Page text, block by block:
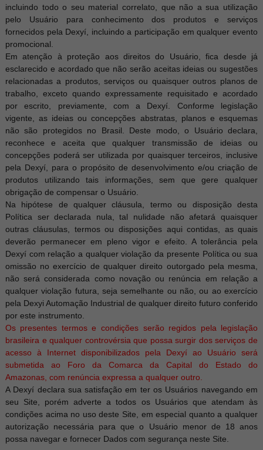
incluindo todo o seu material correlato, que não a sua utilização
pelo Usuário para conhecimento dos produtos e serviços
fornecidos pela Dexyí, incluindo a participação em qualquer evento
promocional.
Em atenção à proteção aos direitos do Usuário, fica desde j
esclarecido e acordado que não serão aceitas ideias ou sugestões
relacionadas a produtos, serviços ou quaisquer outros planos de
trabalho, exceto quando expressamente requisitado e acordado
por escrito, previamente, com a Dexyí. Conforme legislação
vigente, as ideias ou concepções abstratas, planos e esquemas
não são protegidos no Brasil. Deste modo, o Usuário declara,
reconhece e aceita que qualquer transmissão de ideias ou
concepções poderá ser utilizada por quaisquer terceiros, inclusive
pela Dexyí, para o propósito de desenvolvimento e/ou criação de
produtos utilizando tais informações, sem que gere qualquer
obrigação de compensar o Usuário.
Na hipótese de qualquer cláusula, termo ou disposição desta
Política ser declarada nula, tal nulidade não afetará quaisquer
outras cláusulas, termos ou disposições aqui contidas, as quais
deverão permanecer em pleno vigor e efeito. A tolerância pela
Dexyí com relação a qualquer violação da presente Política ou sua
omissão no exercício de qualquer direito outorgado pela mesma,
não será considerada como novação ou renúncia em relação a
qualquer violação futura, seja semelhante ou não, ou ao exercício
pela Dexyi Automação Industrial de qualquer direito futuro conferido
por este instrumento.
Os presentes termos e condições serão regidos pela legislação
brasileira e qualquer controvérsia que possa surgir dos serviços de
acesso à Internet disponibilizados pela Dexyí ao Usuário ser
submetida ao Foro da Comarca da Capital do Estado do
Amazonas, com renúncia expressa a qualquer outro.
A Dexyí declara sua satisfação em ter os Usuários navegando em
seu Site, porém adverte a todos os Usuários que atendam às
condições acima no uso deste Site, em especial quanto a qualquer
autorização necessária para que o Usuário menor de 18 anos
possa navegar e fornecer Dados com segurança neste Site.